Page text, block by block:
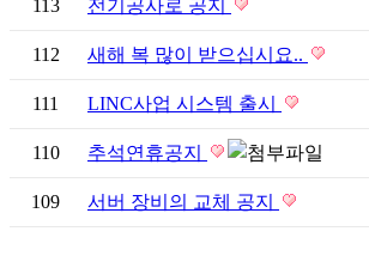
113 전기공사로 공지
112 새해 복 많이 받으십시요..
111 LINC사업 시스템 출시
110 추석연휴공지
109 서버 장비의 교체 공지